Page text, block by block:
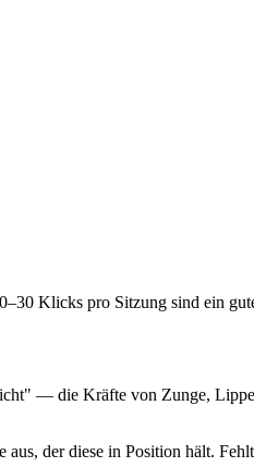
Klicks pro Sitzung sind ein
— die Kräfte von Zunge,
der diese in Position hält.